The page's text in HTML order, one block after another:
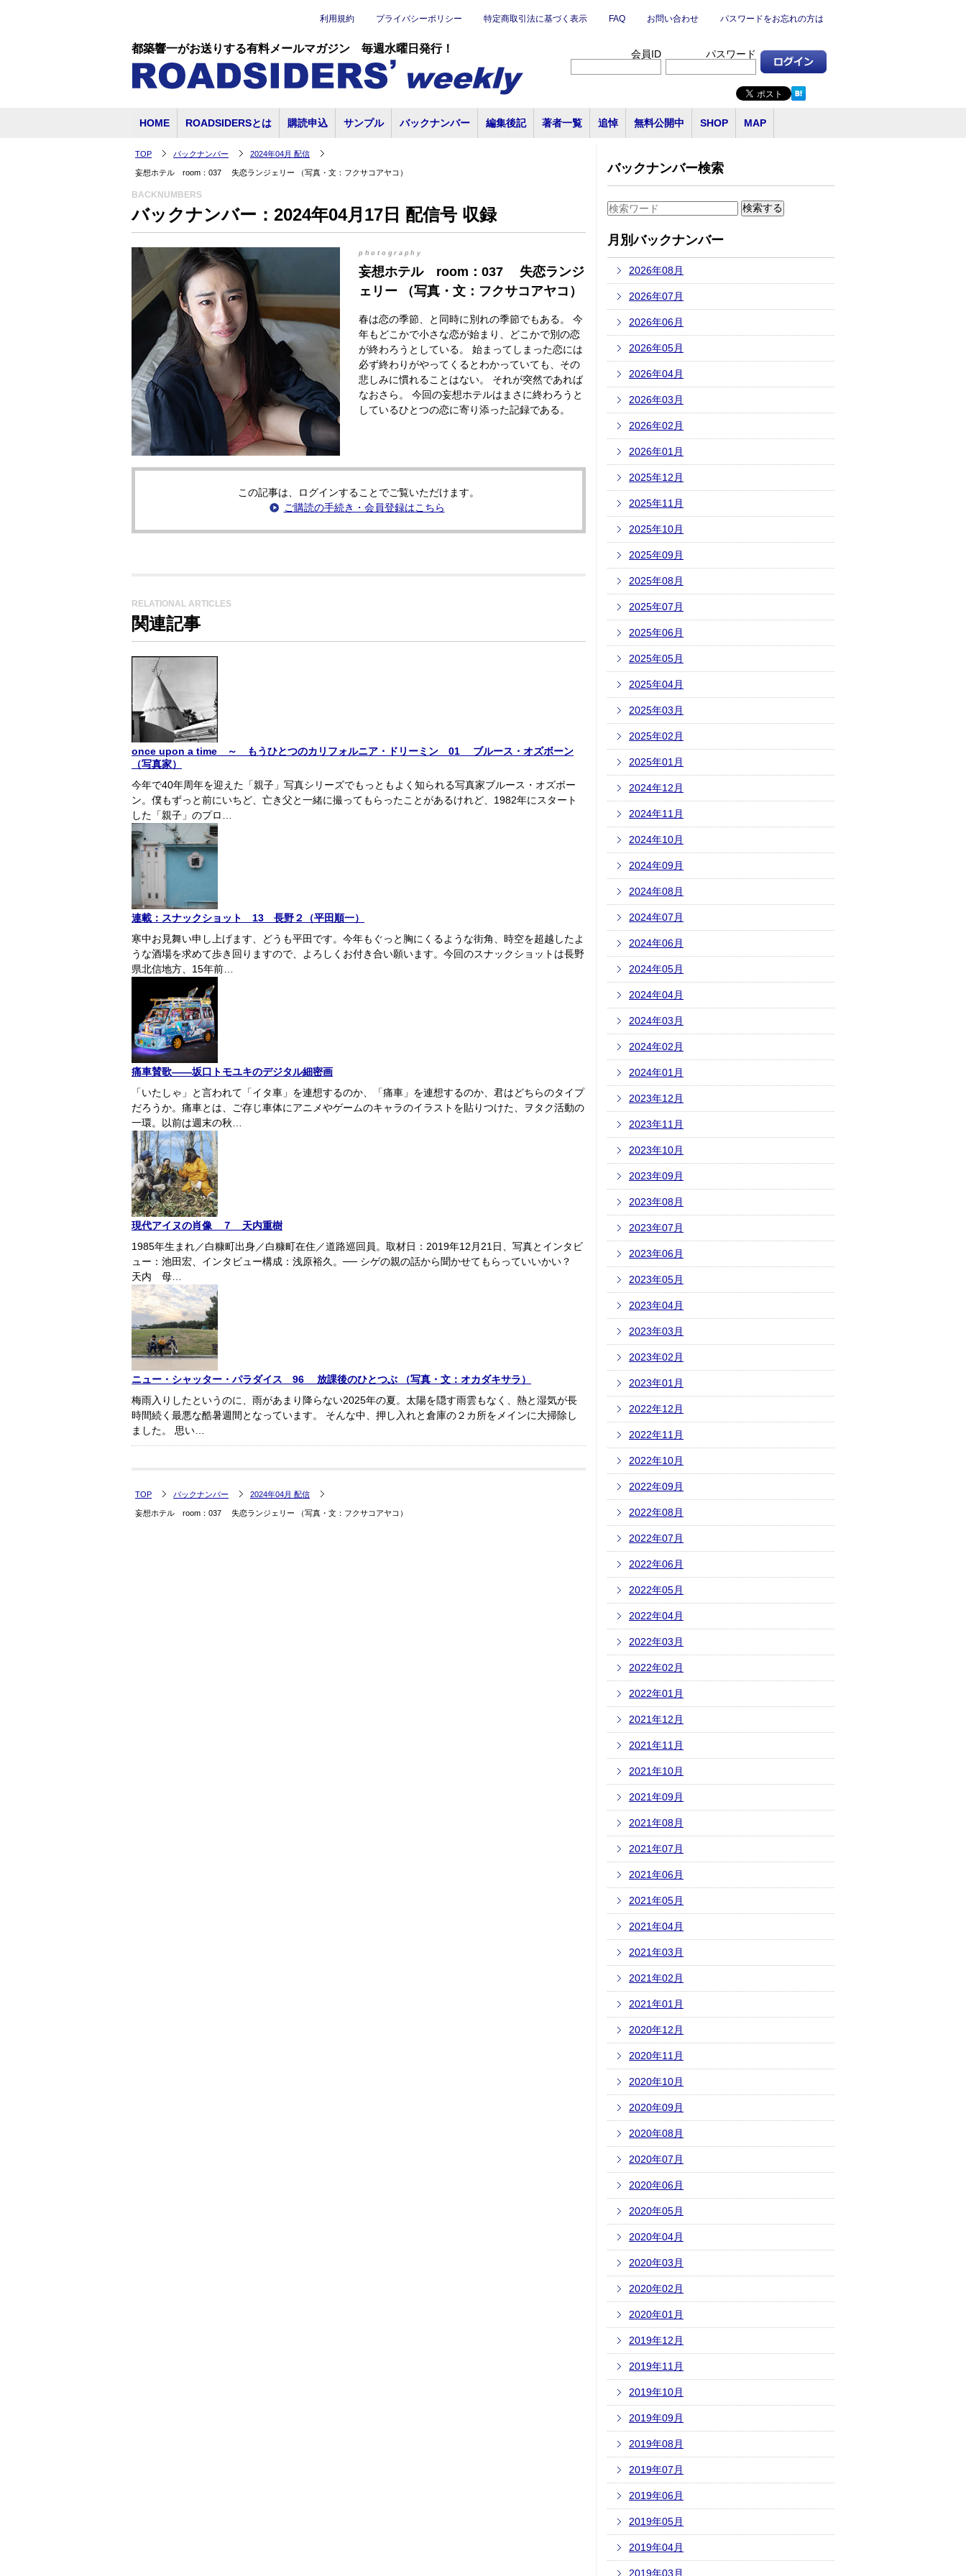
都築響一がお送りする有料メールマガジン 毎週水曜日発行！
利用規約 プライバシーポリシー 特定商取引法に基づく表示 FAQ お問い合わせ パスワードをお忘れの方は
会員ID パスワード
HOME ROADSIDERSとは 購読申込 サンプル バックナンバー 編集後記 著者一覧 追悼 無料公開中 SHOP MAP
TOP バックナンバー 2024年04月 配信
妄想ホテル room：037 失恋ランジェリー （写真・文：フクサコアヤコ）
BACKNUMBERS
バックナンバー：2024年04月17日 配信号 収録
photography
妄想ホテル room：037 失恋ランジ
ェリー （写真・文：フクサコアヤコ）
春は恋の季節、と同時に別れの季節でもある。 今
年もどこかで小さな恋が始まり、どこかで別の恋
が終わろうとしている。 始まってしまった恋には
必ず終わりがやってくるとわかっていても、その
悲しみに慣れることはない。 それが突然であれば
なおさら。 今回の妄想ホテルはまさに終わろうと
しているひとつの恋に寄り添った記録である。
この記事は、ログインすることでご覧いただけます。
ご購読の手続き・会員登録はこちら
RELATIONAL ARTICLES
関連記事
once upon a time ～ もうひとつのカリフォルニア・ドリーミン 01 ブルース・オズボーン
（写真家）
今年で40年周年を迎えた「親子」写真シリーズでもっともよく知られる写真家ブルース・オズボー
ン。僕もずっと前にいちど、亡き父と一緒に撮ってもらったことがあるけれど、1982年にスタート
した「親子」のプロ…
連載：スナックショット 13 長野２（平田順一）
寒中お見舞い申し上げます、どうも平田です。今年もぐっと胸にくるような街角、時空を超越したよ
うな酒場を求めて歩き回りますので、よろしくお付き合い願います。今回のスナックショットは長野
県北信地方、15年前…
痛車賛歌――坂口トモユキのデジタル細密画
「いたしゃ」と言われて「イタ車」を連想するのか、「痛車」を連想するのか、君はどちらのタイプ
だろうか。痛車とは、ご存じ車体にアニメやゲームのキャラのイラストを貼りつけた、ヲタク活動の
一環。以前は週末の秋…
現代アイヌの肖像 ７ 天内重樹
1985年生まれ／白糠町出身／白糠町在住／道路巡回員。取材日：2019年12月21日、写真とインタビ
ュー：池田宏、インタビュー構成：浅原裕久。── シゲの親の話から聞かせてもらっていいかい？
天内 母…
ニュー・シャッター・パラダイス 96 放課後のひとつぶ （写真・文：オカダキサラ）
梅雨入りしたというのに、雨があまり降らない2025年の夏。太陽を隠す雨雲もなく、熱と湿気が長
時間続く最悪な酷暑週間となっています。 そんな中、押し入れと倉庫の２カ所をメインに大掃除し
ました。 思い…
TOP バックナンバー 2024年04月 配信
妄想ホテル room：037 失恋ランジェリー （写真・文：フクサコアヤコ）
バックナンバー検索
月別バックナンバー
2026年08月
2026年07月
2026年06月
2026年05月
2026年04月
2026年03月
2026年02月
2026年01月
2025年12月
2025年11月
2025年10月
2025年09月
2025年08月
2025年07月
2025年06月
2025年05月
2025年04月
2025年03月
2025年02月
2025年01月
2024年12月
2024年11月
2024年10月
2024年09月
2024年08月
2024年07月
2024年06月
2024年05月
2024年04月
2024年03月
2024年02月
2024年01月
2023年12月
2023年11月
2023年10月
2023年09月
2023年08月
2023年07月
2023年06月
2023年05月
2023年04月
2023年03月
2023年02月
2023年01月
2022年12月
2022年11月
2022年10月
2022年09月
2022年08月
2022年07月
2022年06月
2022年05月
2022年04月
2022年03月
2022年02月
2022年01月
2021年12月
2021年11月
2021年10月
2021年09月
2021年08月
2021年07月
2021年06月
2021年05月
2021年04月
2021年03月
2021年02月
2021年01月
2020年12月
2020年11月
2020年10月
2020年09月
2020年08月
2020年07月
2020年06月
2020年05月
2020年04月
2020年03月
2020年02月
2020年01月
2019年12月
2019年11月
2019年10月
2019年09月
2019年08月
2019年07月
2019年06月
2019年05月
2019年04月
2019年03月